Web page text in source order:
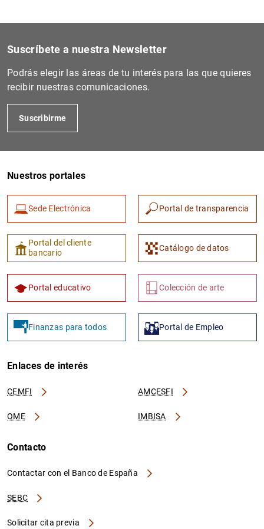
Suscríbete a nuestra Newsletter
Podrás elegir las áreas de tu interés para las que quieres
recibir nuestras comunicaciones.
Suscribirme
Nuestros portales
Sede Electrónica Portal de transparencia
Portal del cliente
bancario
Catálogo de datos
Portal educativo Colección de arte
Finanzas para todos Portal de Empleo
Enlaces de interés
CEMFI AMCESFI
OME IMBISA
Contacto
Contactar con el Banco de España
SEBC
Solicitar cita previa